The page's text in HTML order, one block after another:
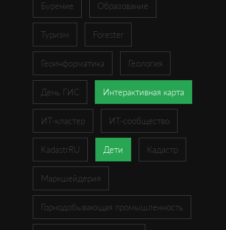
Бурение Образование
Туризм Forester
Геоинформатика Геология
День ГИС Интерактивная карта
ИТ-кластер ИТ-сообщество
KadastrRU Дети Кадастр
Маркшейдерия
Горнодобывающая промышленность